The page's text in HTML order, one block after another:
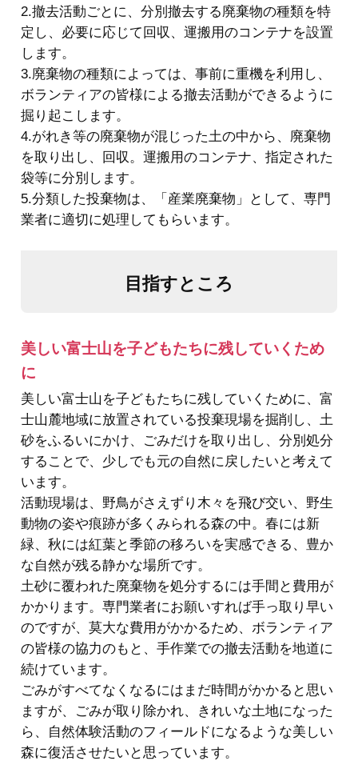
2.撤去活動ごとに、分別撤去する廃棄物の種類を特
定し、必要に応じて回収、運搬用のコンテナを設置
します。
3.廃棄物の種類によっては、事前に重機を利用し、
ボランティアの皆様による撤去活動ができるように
掘り起こします。
4.がれき等の廃棄物が混じった土の中から、廃棄物
を取り出し、回収。運搬用のコンテナ、指定された
袋等に分別します。
5.分類した投棄物は、「産業廃棄物」として、専門
業者に適切に処理してもらいます。
目指すところ
美しい富士山を子どもたちに残していくため
に
美しい富士山を子どもたちに残していくために、富
士山麓地域に放置されている投棄現場を掘削し、土
砂をふるいにかけ、ごみだけを取り出し、分別処分
することで、少しでも元の自然に戻したいと考えて
います。
活動現場は、野鳥がさえずり木々を飛び交い、野生
動物の姿や痕跡が多くみられる森の中。春には新
緑、秋には紅葉と季節の移ろいを実感できる、豊か
な自然が残る静かな場所です。
土砂に覆われた廃棄物を処分するには手間と費用が
かかります。専門業者にお願いすれば手っ取り早い
のですが、莫大な費用がかかるため、ボランティア
の皆様の協力のもと、手作業での撤去活動を地道に
続けています。
ごみがすべてなくなるにはまだ時間がかかると思い
ますが、ごみが取り除かれ、きれいな土地になった
ら、自然体験活動のフィールドになるような美しい
森に復活させたいと思っています。